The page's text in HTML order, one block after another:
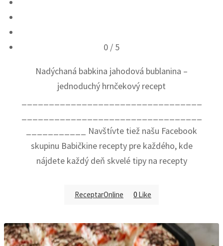
0 / 5
Nadýchaná babkina jahodová bublanina –
jednoduchý hrnčekový recept
___________ Navštívte tiež našu Facebook
skupinu Babičkine recepty pre každého, kde
nájdete každý deň skvelé tipy na recepty
ReceptarOnline 0 Like